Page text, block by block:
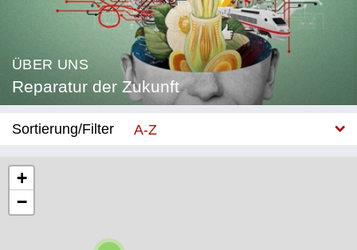
ÜBER UNS
Reparatur der Zukunft
Sortierung/Filter
A-Z
+
−